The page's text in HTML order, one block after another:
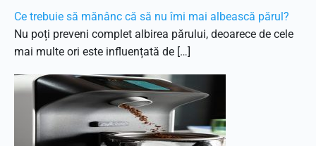
Ce trebuie să mănânc că să nu îmi mai albească părul?
Nu poți preveni complet albirea părului, deoarece de cele
mai multe ori este influențată de […]